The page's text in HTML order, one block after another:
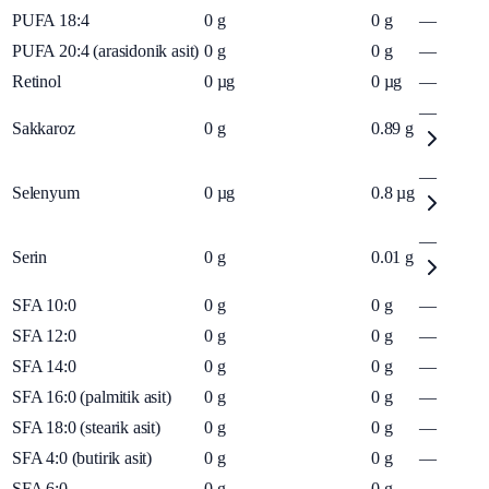
PUFA 18:4 0 g 0 g
—
PUFA 20:4 (arasidonik asit) 0 g 0 g
—
Retinol
0 µg 0 µg —
Sakkaroz 0 g 0.89 g
—
Selenyum 0 µg 0.8 µg
—
Serin 0 g 0.01 g
—
SFA 10:0 0 g 0 g
—
SFA 12:0
0 g 0 g
—
SFA 14:0
0 g 0 g
—
SFA 16:0 (palmitik asit)
0 g 0 g
—
SFA 18:0 (stearik asit)
0 g 0 g
—
SFA 4:0 (butirik asit)
0 g 0 g
—